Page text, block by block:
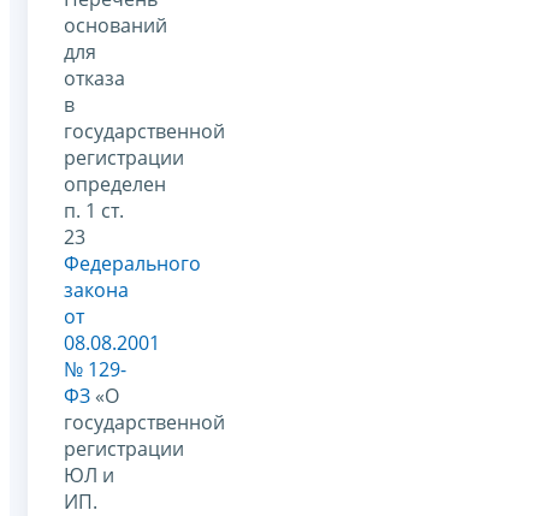
оснований
для
отказа
в
государственной
регистрации
определен
п. 1 ст.
23
Федерального
закона
от
08.08.2001
№ 129-
ФЗ «О
государственной
регистрации
ЮЛ и
ИП.